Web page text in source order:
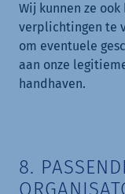
Wij kunnen ze
verplichtingen te
om eventuele
aan onze
handhaven.
8.